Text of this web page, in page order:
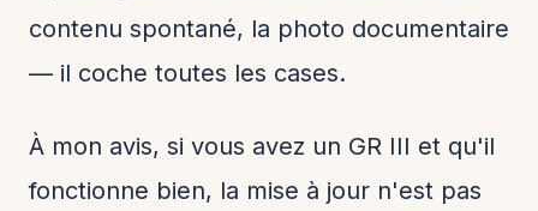
contenu spontané, la photo documentaire
— il coche toutes les cases.
À mon avis, si vous avez un GR III et qu'il
fonctionne bien, la mise à jour n'est pas